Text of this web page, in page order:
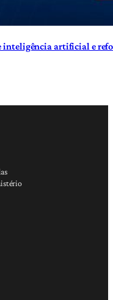
artificial e